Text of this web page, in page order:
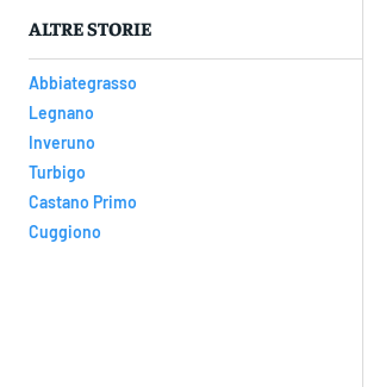
ALTRE STORIE
Abbiategrasso
Legnano
Inveruno
Turbigo
Castano Primo
Cuggiono